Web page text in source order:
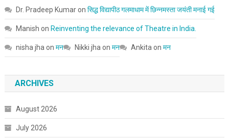
Dr. Pradeep Kumaron सिद्ध विद्यापीठ गलमाधाम में छिन्नमस्ता जयंती मनाई गई
Manish on Reinventing the relevance of Theatre in India.
nisha jha on मन Nikki jha on मन Ankita on मन
ARCHIVES
August 2026
July 2026